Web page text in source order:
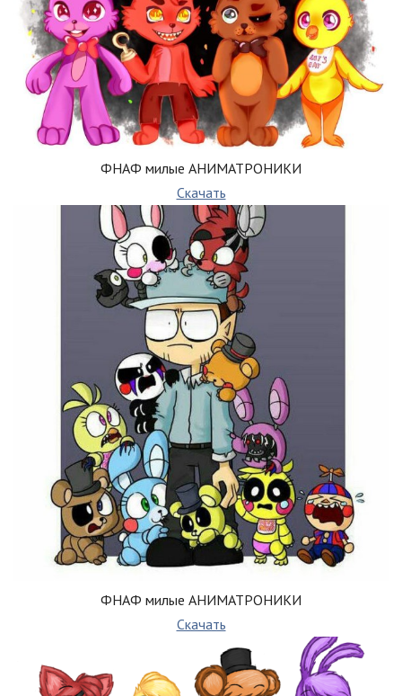
ФНАФ милые АНИМАТРОНИКИ
Скачать
ФНАФ милые АНИМАТРОНИКИ
Скачать